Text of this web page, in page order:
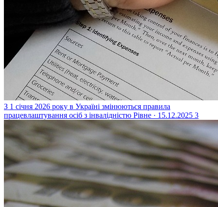
З 1 січня 2026 року в Україні змінюються правила
працевлаштування осіб з інвалідністю Рівне · 15.12.2025 3